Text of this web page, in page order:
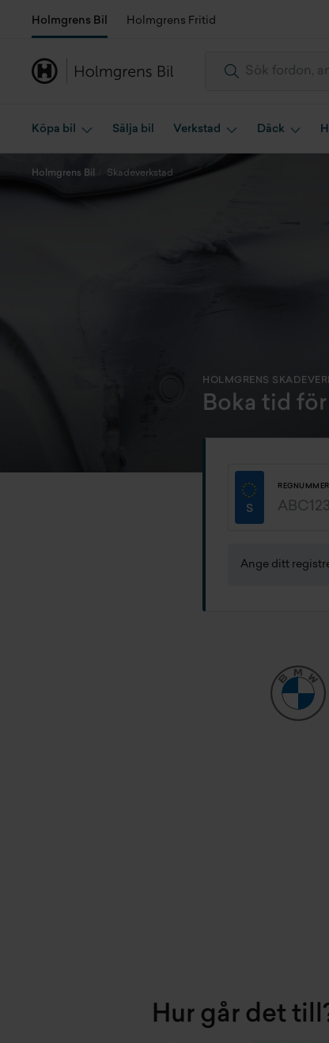
Holmgrens Bil Holmgrens Fritid
Köpa bil Sälja bil Verkstad Däck
Holmgrens Bil Skadeverkstad
HOLMGRENS
Boka tid
REGNUMMER
Ange ditt
Hur går det